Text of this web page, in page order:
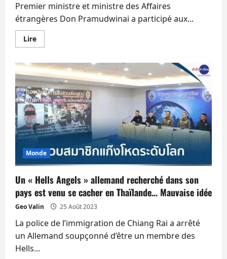
Premier ministre et ministre des Affaires
étrangères Don Pramudwinai a participé aux...
LireEn
savoir
La
Thailande
participe
à
des
réunions
lors
du
sommet
des
BRICS
Monde
Un « Hells Angels » allemand recherché dans son
pays est venu se cacher en Thaïlande… Mauvaise idée
Geo Valin 25 Août 2023
La police de l’immigration de Chiang Rai a arrêté
un Allemand soupçonné d’être un membre des
Hells...